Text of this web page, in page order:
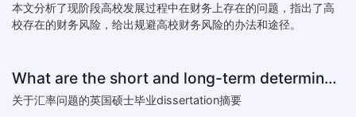
本文分析了现阶段高校发展过程中在财务上存在的问题，指出了高
校存在的财务风险，给出规避高校财务风险的办法和途径。
What are the short and long-term determinants of exchange ra
关于汇率问题的英国硕士毕业dissertation摘要